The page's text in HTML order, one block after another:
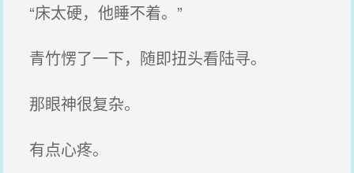
“床太硬，他睡不着。”
青竹愣了一下，随即扭头看陆寻。
那眼神很复杂。
有点心疼。